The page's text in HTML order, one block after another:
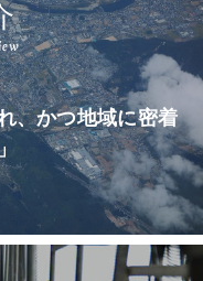
、かつ地域に密着